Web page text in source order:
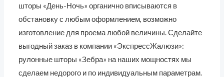
шторы «День-Ночь» органично вписываются в
обстановку с любым оформлением, возможно
изготовление для проема любой величины. Сделайте
выгодный заказ в компании «ЭкспрессЖалюзи»:
рулонные шторы «Зебра» на наших мощностях мы
сделаем недорого и по индивидуальным параметрам.